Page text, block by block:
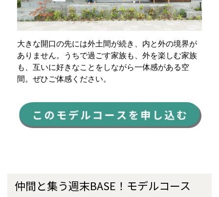
大きな開口の先には外土間が続き、内と外の境界が
ありません。うちで過ごす家族も、外を楽しむ家族
も、互いに好きなことをしながら一体感がある空
間。ぜひご体感ください。
仲間と集う週末BASE！モデルコース